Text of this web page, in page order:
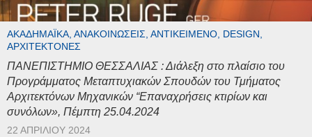
ΑΚΑΔΗΜΑΪΚΆ, ΑΝΑΚΟΙΝΏΣΕΙΣ, ΑΝΤΙΚΕΊΜΕΝΟ, DESIGN,
ΑΡΧΙΤΈΚΤΟΝΕΣ
ΠΑΝΕΠΙΣΤΗΜΙΟ ΘΕΣΣΑΛΙΑΣ : Διάλεξη στο πλαίσιο του
Προγράμματος Μεταπτυχιακών Σπουδών του Τμήματος
Αρχιτεκτόνων Μηχανικών “Επαναχρήσεις κτιρίων και
συνόλων», Πέμπτη 25.04.2024
22 ΑΠΡΙΛΊΟΥ 2024